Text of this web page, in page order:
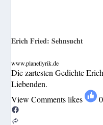
Erich Fried: Sehnsucht
www.planetlyrik.de
Die zartesten Gedichte
Liebenden.
View Comments likes 0